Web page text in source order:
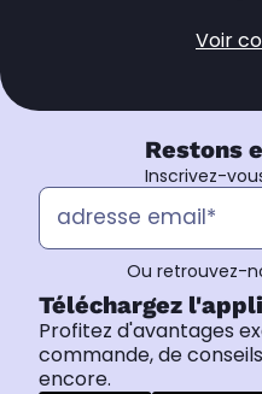
Voir
Restons
Inscrivez-
Ou retrouvez-
Téléchargez
Profitez d'avantages
commande, de
encore.